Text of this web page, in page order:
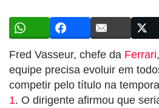
Fred Vasseur, chefe da Ferrari
equipe precisa evoluir em
competir pelo título na
1. O dirigente afirmou que